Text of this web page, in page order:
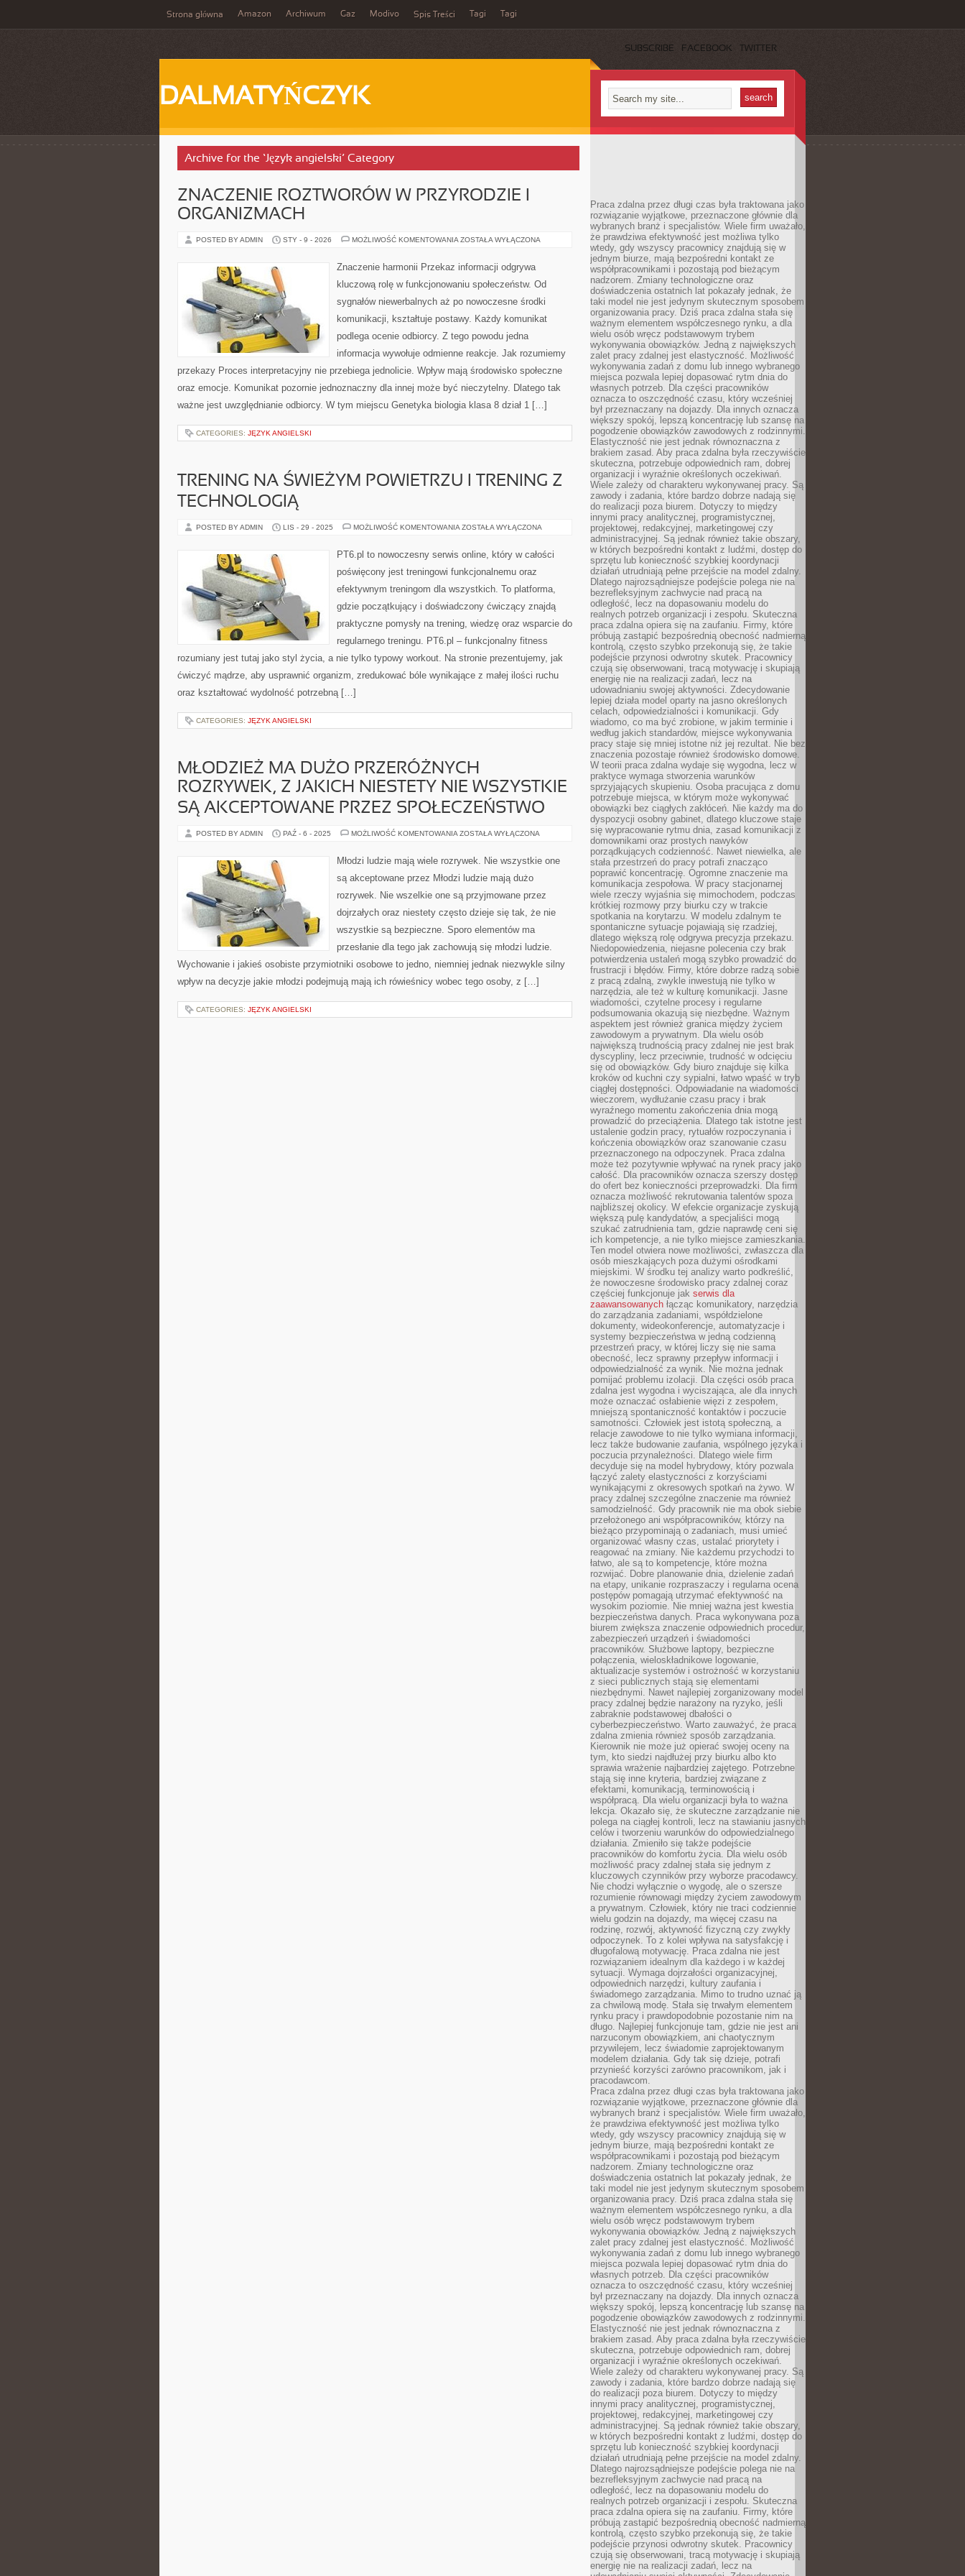
Strona główna Amazon Archiwum Gaz Modivo Spis Treści Tagi Tagi
SUBSCRIBE FACEBOOK TWITTER
DALMATYŃCZYK
Archive for the ‘Język angielski’ Category
ZNACZENIE ROZTWORÓW W PRZYRODZIE I
ORGANIZMACH
POSTED BY ADMIN STY - 9 - 2026 MOŻLIWOŚĆ KOMENTOWANIA ZNACZENIE
PRZYRODZIE
I
ZOSTAŁA WYŁĄCZONA
Znaczenie harmonii Przekaz informacji odgrywa
kluczową rolę w funkcjonowaniu społeczeństw. Od
sygnałów niewerbalnych aż po nowoczesne środki
komunikacji, kształtuje postawy. Każdy komunikat
podlega ocenie odbiorcy. Z tego powodu jedna
informacja wywołuje odmienne reakcje. Jak rozumiemy
przekazy Proces interpretacyjny nie przebiega jednolicie. Wpływ mają środowisko społeczne
oraz emocje. Komunikat pozornie jednoznaczny dla innej może być nieczytelny. Dlatego tak
ważne jest uwzględnianie odbiorcy. W tym miejscu Genetyka biologia klasa 8 dział 1 […]
CATEGORIES: JĘZYK ANGIELSKI
TRENING NA ŚWIEŻYM POWIETRZU I TRENING Z
TECHNOLOGIĄ
POSTED BY ADMIN LIS - 29 - 2025 MOŻLIWOŚĆ KOMENTOWANIA TRENING
POWIETRZU
I
Z
ZOSTAŁA WYŁĄCZONA
PT6.pl to nowoczesny serwis online, który w całości
poświęcony jest treningowi funkcjonalnemu oraz
efektywnym treningom dla wszystkich. To platforma,
gdzie początkujący i doświadczony ćwiczący znajdą
praktyczne pomysły na trening, wiedzę oraz wsparcie do
regularnego treningu. PT6.pl – funkcjonalny fitness
rozumiany jest tutaj jako styl życia, a nie tylko typowy workout. Na stronie prezentujemy, jak
ćwiczyć mądrze, aby usprawnić organizm, zredukować bóle wynikające z małej ilości ruchu
oraz kształtować wydolność potrzebną […]
CATEGORIES: JĘZYK ANGIELSKI
MŁODZIEŻ MA DUŻO PRZERÓŻNYCH
ROZRYWEK, Z JAKICH NIESTETY NIE WSZYSTKIE
SĄ AKCEPTOWANE PRZEZ SPOŁECZEŃSTWO
POSTED BY ADMIN PAŹ - 6 - 2025 MOŻLIWOŚĆ KOMENTOWANIA MŁODZIEŻ
PRZERÓŻNYCH
ROZRYWEK,
JAKICH
NIE
SĄ
AKCEPTOWANE
PRZEZ
SPOŁECZEŃSTWO
ZOSTAŁA WYŁĄCZONA
Młodzi ludzie mają wiele rozrywek. Nie wszystkie one
są akceptowane przez Młodzi ludzie mają dużo
rozrywek. Nie wszelkie one są przyjmowane przez
dojrzałych oraz niestety często dzieje się tak, że nie
wszystkie są bezpieczne. Sporo elementów ma
przesłanie dla tego jak zachowują się młodzi ludzie.
Wychowanie i jakieś osobiste przymiotniki osobowe to jedno, niemniej jednak niezwykle silny
wpływ na decyzje jakie młodzi podejmują mają ich rówieśnicy wobec tego osoby, z […]
CATEGORIES: JĘZYK ANGIELSKI
Praca zdalna przez długi czas była traktowana jako
rozwiązanie wyjątkowe, przeznaczone głównie dla
wybranych branż i specjalistów. Wiele firm uważało,
że prawdziwa efektywność jest możliwa tylko
wtedy, gdy wszyscy pracownicy znajdują się w
jednym biurze, mają bezpośredni kontakt ze
współpracownikami i pozostają pod bieżącym
nadzorem. Zmiany technologiczne oraz
doświadczenia ostatnich lat pokazały jednak, że
taki model nie jest jedynym skutecznym sposobem
organizowania pracy. Dziś praca zdalna stała się
ważnym elementem współczesnego rynku, a dla
wielu osób wręcz podstawowym trybem
wykonywania obowiązków. Jedną z największych
zalet pracy zdalnej jest elastyczność. Możliwość
wykonywania zadań z domu lub innego wybranego
miejsca pozwala lepiej dopasować rytm dnia do
własnych potrzeb. Dla części pracowników
oznacza to oszczędność czasu, który wcześniej
był przeznaczany na dojazdy. Dla innych oznacza
większy spokój, lepszą koncentrację lub szansę na
pogodzenie obowiązków zawodowych z rodzinnymi.
Elastyczność nie jest jednak równoznaczna z
brakiem zasad. Aby praca zdalna była rzeczywiście
skuteczna, potrzebuje odpowiednich ram, dobrej
organizacji i wyraźnie określonych oczekiwań.
Wiele zależy od charakteru wykonywanej pracy. Są
zawody i zadania, które bardzo dobrze nadają się
do realizacji poza biurem. Dotyczy to między
innymi pracy analitycznej, programistycznej,
projektowej, redakcyjnej, marketingowej czy
administracyjnej. Są jednak również takie obszary,
w których bezpośredni kontakt z ludźmi, dostęp do
sprzętu lub konieczność szybkiej koordynacji
działań utrudniają pełne przejście na model zdalny.
Dlatego najrozsądniejsze podejście polega nie na
bezrefleksyjnym zachwycie nad pracą na
odległość, lecz na dopasowaniu modelu do
realnych potrzeb organizacji i zespołu. Skuteczna
praca zdalna opiera się na zaufaniu. Firmy, które
próbują zastąpić bezpośrednią obecność nadmierną
kontrolą, często szybko przekonują się, że takie
podejście przynosi odwrotny skutek. Pracownicy
czują się obserwowani, tracą motywację i skupiają
energię nie na realizacji zadań, lecz na
udowadnianiu swojej aktywności. Zdecydowanie
lepiej działa model oparty na jasno określonych
celach, odpowiedzialności i komunikacji. Gdy
wiadomo, co ma być zrobione, w jakim terminie i
według jakich standardów, miejsce wykonywania
pracy staje się mniej istotne niż jej rezultat. Nie bez
znaczenia pozostaje również środowisko domowe.
W teorii praca zdalna wydaje się wygodna, lecz w
praktyce wymaga stworzenia warunków
sprzyjających skupieniu. Osoba pracująca z domu
potrzebuje miejsca, w którym może wykonywać
obowiązki bez ciągłych zakłóceń. Nie każdy ma do
dyspozycji osobny gabinet, dlatego kluczowe staje
się wypracowanie rytmu dnia, zasad komunikacji z
domownikami oraz prostych nawyków
porządkujących codzienność. Nawet niewielka, ale
stała przestrzeń do pracy potrafi znacząco
poprawić koncentrację. Ogromne znaczenie ma
komunikacja zespołowa. W pracy stacjonarnej
wiele rzeczy wyjaśnia się mimochodem, podczas
krótkiej rozmowy przy biurku czy w trakcie
spotkania na korytarzu. W modelu zdalnym te
spontaniczne sytuacje pojawiają się rzadziej,
dlatego większą rolę odgrywa precyzja przekazu.
Niedopowiedzenia, niejasne polecenia czy brak
potwierdzenia ustaleń mogą szybko prowadzić do
frustracji i błędów. Firmy, które dobrze radzą sobie
z pracą zdalną, zwykle inwestują nie tylko w
narzędzia, ale też w kulturę komunikacji. Jasne
wiadomości, czytelne procesy i regularne
podsumowania okazują się niezbędne. Ważnym
aspektem jest również granica między życiem
zawodowym a prywatnym. Dla wielu osób
największą trudnością pracy zdalnej nie jest brak
dyscypliny, lecz przeciwnie, trudność w odcięciu
się od obowiązków. Gdy biuro znajduje się kilka
kroków od kuchni czy sypialni, łatwo wpaść w tryb
ciągłej dostępności. Odpowiadanie na wiadomości
wieczorem, wydłużanie czasu pracy i brak
wyraźnego momentu zakończenia dnia mogą
prowadzić do przeciążenia. Dlatego tak istotne jest
ustalenie godzin pracy, rytuałów rozpoczynania i
kończenia obowiązków oraz szanowanie czasu
przeznaczonego na odpoczynek. Praca zdalna
może też pozytywnie wpływać na rynek pracy jako
całość. Dla pracowników oznacza szerszy dostęp
do ofert bez konieczności przeprowadzki. Dla firm
oznacza możliwość rekrutowania talentów spoza
najbliższej okolicy. W efekcie organizacje zyskują
większą pulę kandydatów, a specjaliści mogą
szukać zatrudnienia tam, gdzie naprawdę ceni się
ich kompetencje, a nie tylko miejsce zamieszkania.
Ten model otwiera nowe możliwości, zwłaszcza dla
osób mieszkających poza dużymi ośrodkami
miejskimi. W środku tej analizy warto podkreślić,
że nowoczesne środowisko pracy zdalnej coraz
częściej funkcjonuje jak serwis dla
zaawansowanych łącząc komunikatory, narzędzia
do zarządzania zadaniami, współdzielone
dokumenty, wideokonferencje, automatyzacje i
systemy bezpieczeństwa w jedną codzienną
przestrzeń pracy, w której liczy się nie sama
obecność, lecz sprawny przepływ informacji i
odpowiedzialność za wynik. Nie można jednak
pomijać problemu izolacji. Dla części osób praca
zdalna jest wygodna i wyciszająca, ale dla innych
może oznaczać osłabienie więzi z zespołem,
mniejszą spontaniczność kontaktów i poczucie
samotności. Człowiek jest istotą społeczną, a
relacje zawodowe to nie tylko wymiana informacji,
lecz także budowanie zaufania, wspólnego języka i
poczucia przynależności. Dlatego wiele firm
decyduje się na model hybrydowy, który pozwala
łączyć zalety elastyczności z korzyściami
wynikającymi z okresowych spotkań na żywo. W
pracy zdalnej szczególne znaczenie ma również
samodzielność. Gdy pracownik nie ma obok siebie
przełożonego ani współpracowników, którzy na
bieżąco przypominają o zadaniach, musi umieć
organizować własny czas, ustalać priorytety i
reagować na zmiany. Nie każdemu przychodzi to
łatwo, ale są to kompetencje, które można
rozwijać. Dobre planowanie dnia, dzielenie zadań
na etapy, unikanie rozpraszaczy i regularna ocena
postępów pomagają utrzymać efektywność na
wysokim poziomie. Nie mniej ważna jest kwestia
bezpieczeństwa danych. Praca wykonywana poza
biurem zwiększa znaczenie odpowiednich procedur,
zabezpieczeń urządzeń i świadomości
pracowników. Służbowe laptopy, bezpieczne
połączenia, wieloskładnikowe logowanie,
aktualizacje systemów i ostrożność w korzystaniu
z sieci publicznych stają się elementami
niezbędnymi. Nawet najlepiej zorganizowany model
pracy zdalnej będzie narażony na ryzyko, jeśli
zabraknie podstawowej dbałości o
cyberbezpieczeństwo. Warto zauważyć, że praca
zdalna zmienia również sposób zarządzania.
Kierownik nie może już opierać swojej oceny na
tym, kto siedzi najdłużej przy biurku albo kto
sprawia wrażenie najbardziej zajętego. Potrzebne
stają się inne kryteria, bardziej związane z
efektami, komunikacją, terminowością i
współpracą. Dla wielu organizacji była to ważna
lekcja. Okazało się, że skuteczne zarządzanie nie
polega na ciągłej kontroli, lecz na stawianiu jasnych
celów i tworzeniu warunków do odpowiedzialnego
działania. Zmieniło się także podejście
pracowników do komfortu życia. Dla wielu osób
możliwość pracy zdalnej stała się jednym z
kluczowych czynników przy wyborze pracodawcy.
Nie chodzi wyłącznie o wygodę, ale o szersze
rozumienie równowagi między życiem zawodowym
a prywatnym. Człowiek, który nie traci codziennie
wielu godzin na dojazdy, ma więcej czasu na
rodzinę, rozwój, aktywność fizyczną czy zwykły
odpoczynek. To z kolei wpływa na satysfakcję i
długofalową motywację. Praca zdalna nie jest
rozwiązaniem idealnym dla każdego i w każdej
sytuacji. Wymaga dojrzałości organizacyjnej,
odpowiednich narzędzi, kultury zaufania i
świadomego zarządzania. Mimo to trudno uznać ją
za chwilową modę. Stała się trwałym elementem
rynku pracy i prawdopodobnie pozostanie nim na
długo. Najlepiej funkcjonuje tam, gdzie nie jest ani
narzuconym obowiązkiem, ani chaotycznym
przywilejem, lecz świadomie zaprojektowanym
modelem działania. Gdy tak się dzieje, potrafi
przynieść korzyści zarówno pracownikom, jak i
pracodawcom.
Praca zdalna przez długi czas była traktowana jako
rozwiązanie wyjątkowe, przeznaczone głównie dla
wybranych branż i specjalistów. Wiele firm uważało,
że prawdziwa efektywność jest możliwa tylko
wtedy, gdy wszyscy pracownicy znajdują się w
jednym biurze, mają bezpośredni kontakt ze
współpracownikami i pozostają pod bieżącym
nadzorem. Zmiany technologiczne oraz
doświadczenia ostatnich lat pokazały jednak, że
taki model nie jest jedynym skutecznym sposobem
organizowania pracy. Dziś praca zdalna stała się
ważnym elementem współczesnego rynku, a dla
wielu osób wręcz podstawowym trybem
wykonywania obowiązków. Jedną z największych
zalet pracy zdalnej jest elastyczność. Możliwość
wykonywania zadań z domu lub innego wybranego
miejsca pozwala lepiej dopasować rytm dnia do
własnych potrzeb. Dla części pracowników
oznacza to oszczędność czasu, który wcześniej
był przeznaczany na dojazdy. Dla innych oznacza
większy spokój, lepszą koncentrację lub szansę na
pogodzenie obowiązków zawodowych z rodzinnymi.
Elastyczność nie jest jednak równoznaczna z
brakiem zasad. Aby praca zdalna była rzeczywiście
skuteczna, potrzebuje odpowiednich ram, dobrej
organizacji i wyraźnie określonych oczekiwań.
Wiele zależy od charakteru wykonywanej pracy. Są
zawody i zadania, które bardzo dobrze nadają się
do realizacji poza biurem. Dotyczy to między
innymi pracy analitycznej, programistycznej,
projektowej, redakcyjnej, marketingowej czy
administracyjnej. Są jednak również takie obszary,
w których bezpośredni kontakt z ludźmi, dostęp do
sprzętu lub konieczność szybkiej koordynacji
działań utrudniają pełne przejście na model zdalny.
Dlatego najrozsądniejsze podejście polega nie na
bezrefleksyjnym zachwycie nad pracą na
odległość, lecz na dopasowaniu modelu do
realnych potrzeb organizacji i zespołu. Skuteczna
praca zdalna opiera się na zaufaniu. Firmy, które
próbują zastąpić bezpośrednią obecność nadmierną
kontrolą, często szybko przekonują się, że takie
podejście przynosi odwrotny skutek. Pracownicy
czują się obserwowani, tracą motywację i skupiają
energię nie na realizacji zadań, lecz na